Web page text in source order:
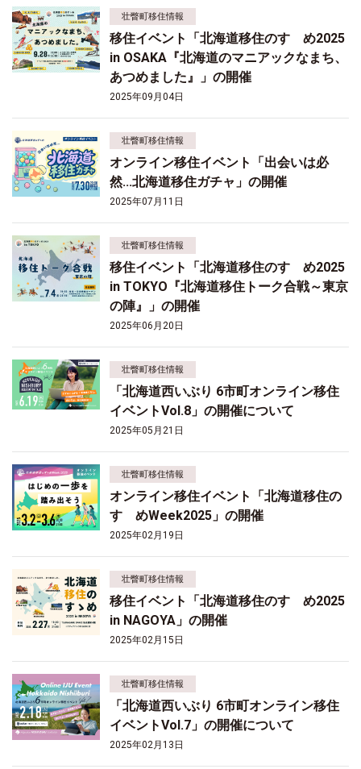
壮瞥町移住情報
移住イベント「北海道移住のすゝめ2025
in OSAKA『北海道のマニアックなまち、
あつめました』」の開催
2025年09月04日
壮瞥町移住情報
オンライン移住イベント「出会いは必
然...北海道移住ガチャ」の開催
2025年07月11日
壮瞥町移住情報
移住イベント「北海道移住のすゝめ2025
in TOKYO『北海道移住トーク合戦～東京
の陣』」の開催
2025年06月20日
壮瞥町移住情報
「北海道西いぶり 6市町オンライン移住
イベントVol.8」の開催について
2025年05月21日
壮瞥町移住情報
オンライン移住イベント「北海道移住の
すゝめWeek2025」の開催
2025年02月19日
壮瞥町移住情報
移住イベント「北海道移住のすゝめ2025
in NAGOYA」の開催
2025年02月15日
壮瞥町移住情報
「北海道西いぶり 6市町オンライン移住
イベントVol.7」の開催について
2025年02月13日